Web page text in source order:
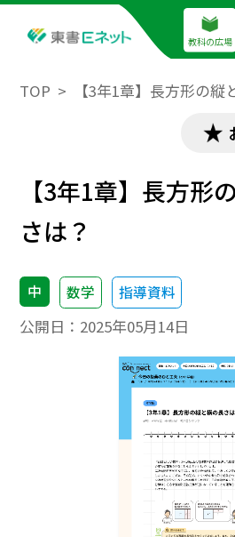
教科の広場
TOP 【3年1章】長方形の縦
【3年1章】長方形
さは？
中 数学 指導資料
公開日： 2025年05月14日